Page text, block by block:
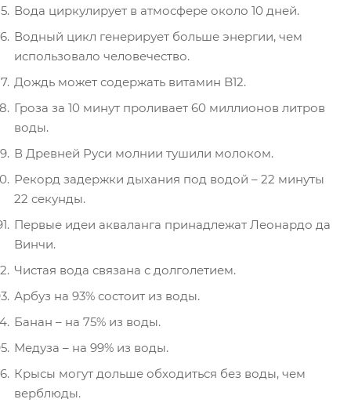
Вода циркулирует в атмосфере около 10 дней.
Водный цикл генерирует больше энергии, чем
использовало человечество.
Дождь может содержать витамин B12.
Гроза за 10 минут проливает 60 миллионов литров
воды.
В Древней Руси молнии тушили молоком.
Рекорд задержки дыхания под водой – 22 минуты
22 секунды.
Первые идеи акваланга принадлежат Леонардо да
Винчи.
Чистая вода связана с долголетием.
Арбуз на 93% состоит из воды.
Банан – на 75% из воды.
Медуза – на 99% из воды.
Крысы могут дольше обходиться без воды, чем
верблюды.